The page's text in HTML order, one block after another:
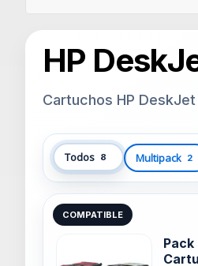
HP
Cartuchos HP
Todos 8 Multipack 2
COMPATIBLE
Pack